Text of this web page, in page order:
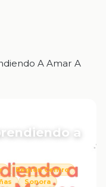
A Amar A
a
Región Centro
Sonora